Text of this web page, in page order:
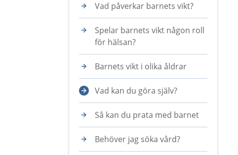
Vad påverkar barnets vikt?
Spelar barnets vikt någon roll
för hälsan?
Barnets vikt i olika åldrar
Vad kan du göra själv?
Så kan du prata med barnet
Behöver jag söka vård?